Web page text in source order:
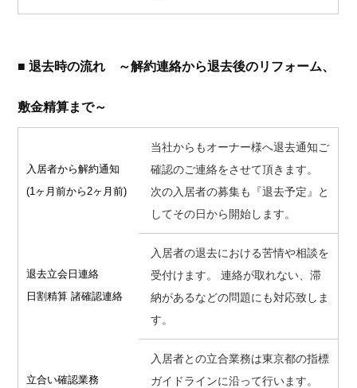
■ 退去時の流れ ～解約連絡から退去後のリフォーム、
敷金精算まで～
入居者から解約通知
(1ヶ月前から2ヶ月前)
当社からもオーナー様へ退去通知ご
確認のご連絡をさせて頂きます。
次の入居者の募集も『退去予定』と
してその日から開始します。
退去立会日連絡
日割精算 諸確認連絡
入居者の退去における苦情や相談を
受付けます。 連絡が取れない、滞
納があるなどの問題にも対応致しま
す。
立合い確認業務
入居者との立合業務は東京都の指標
ガイドラインに沿って行います。